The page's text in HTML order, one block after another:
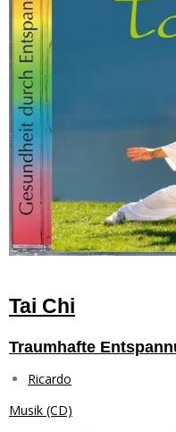
Tai Chi
Traumhafte
Ricardo
Musik (CD)